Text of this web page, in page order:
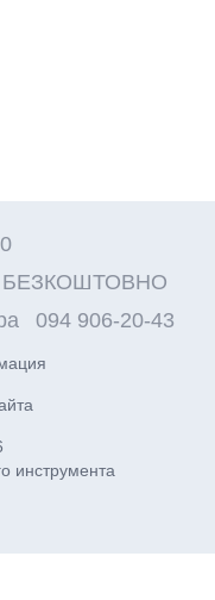
БЕЗКОШТОВНО
094 906-20-43
инструмента